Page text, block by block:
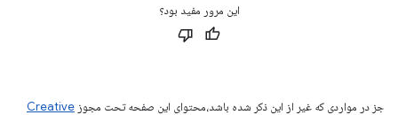
این مرور مفید بود؟
جز در مواردی که غیر از این ذکر شده باشد،‌محتوای این صفحه تحت مجوز Creative